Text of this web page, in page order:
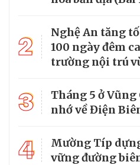
2
Nghệ An tăng
100 ngày đêm
trường nội trú
3
Tháng 5 ở Vũng
nhớ về Điện
4
Mường Típ
vững đường